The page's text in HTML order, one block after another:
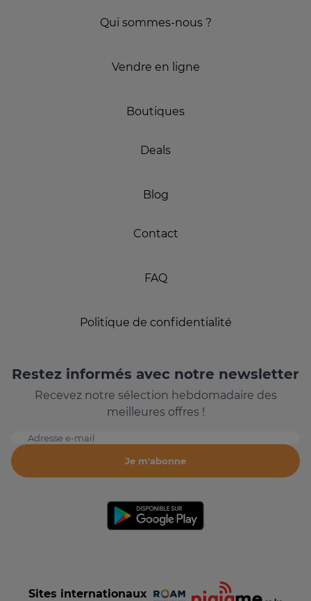
Qui sommes-nous ?
Vendre en ligne
Boutiques
Deals
Blog
Contact
FAQ
Politique de confidentialité
Restez informés avec notre newsletter
Recevez notre sélection hebdomadaire des
meilleures offres !
Adresse e-mail
Je m'abonne
Sites internationaux